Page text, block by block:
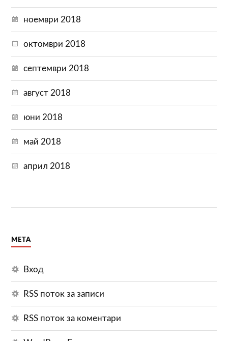
ноември 2018
октомври 2018
септември 2018
август 2018
юни 2018
май 2018
април 2018
МЕТА
Вход
RSS поток за записи
RSS поток за коментари